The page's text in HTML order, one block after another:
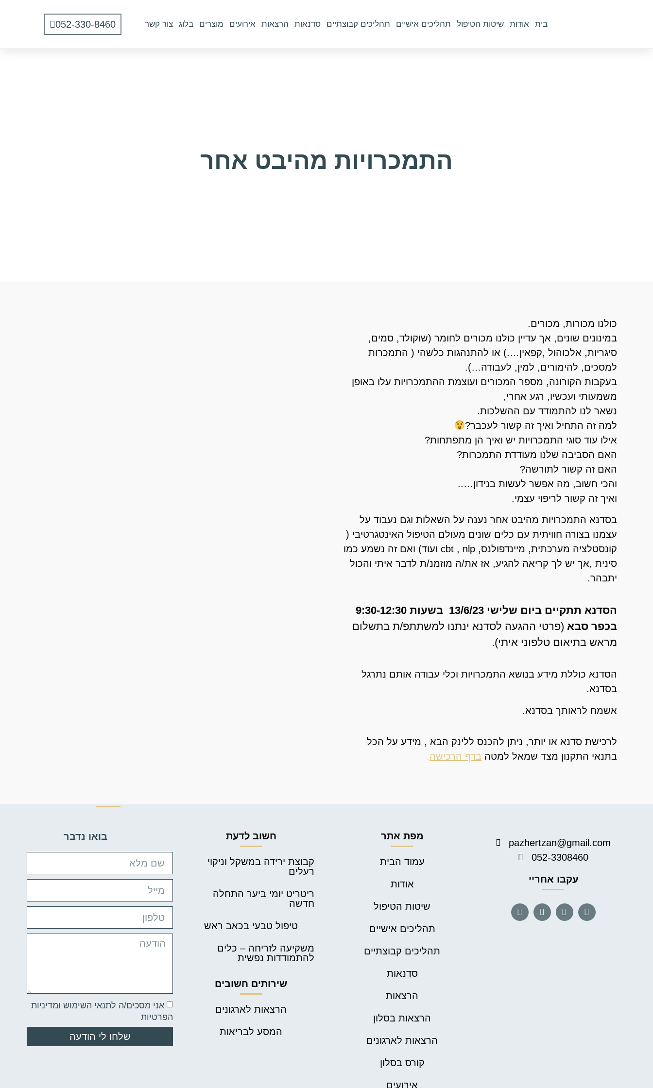
052-330-8460 בית אודות שיטות הטיפול תהליכים אישיים תהליכים קבוצתיים סדנאות הרצאות אירועים מוצרים בלוג צור קשר
התמכרויות מהיבט אחר
כולנו מכורות, מכורים.
במינונים שונים, אך עדיין כולנו מכורים לחומר (שוקולד, סמים,
סיגריות, אלכוהול ,קפאין….) או להתנהגות כלשהי ( התמכרות
למסכים, להימורים, למין, לעבודה…).
בעקבות הקורונה, מספר המכורים ועוצמת ההתמכרויות עלו באופן
משמעותי ועכשיו, רגע אחרי,
נשאר לנו להתמודד עם ההשלכות.
למה זה התחיל ואיך זה קשור לעכבר?
אילו עוד סוגי התמכרויות יש ואיך הן מתפתחות?
האם הסביבה שלנו מעודדת התמכרות?
האם זה קשור לתורשה?
והכי חשוב, מה אפשר לעשות בנידון…..
ואיך זה קשור לריפוי עצמי.
בסדנא התמכרויות מהיבט אחר נענה על השאלות וגם נעבוד על
עצמנו בצורה חוויתית עם כלים שונים מעולם הטיפול האינטגרטיבי (
קונסטלציה מערכתית, מיינדפולנס, cbt , nlp ועוד) ואם זה נשמע כמו
סינית ,אך יש לך קריאה להגיע, אז את/ה מוזמנ/ת לדבר איתי והכול
יתבהר.
הסדנא תתקיים ביום שלישי 13/6/23 בשעות 9:30-12:30
בכפר סבא (פרטי ההגעה לסדנא ינתנו למשתתפ/ת בתשלום
מראש בתיאום טלפוני איתי).
הסדנא כוללת מידע בנושא התמכרויות וכלי עבודה אותם נתרגל
בסדנא.
אשמח לראותך בסדנא.
לרכישת סדנא או יותר, ניתן להכנס ללינק הבא , מידע על הכל
בתנאי התקנון מצד שמאל למטה בדף הרכישה.
בואו נדבר
אני מסכים/ה לתנאי השימוש ומדיניות
הפרטיות
שלחו לי הודעה
חשוב לדעת
קבוצת ירידה במשקל וניקוי
רעלים
ריטריט יומי ביער התחלה
חדשה
טיפול טבעי בכאב ראש
משקיעה לזריחה – כלים
להתמודדות נפשית
שירותים חשובים
הרצאות לארגונים
המסע לבריאות
מפת אתר
עמוד הבית
אודות
שיטות הטיפול
תהליכים אישיים
תהליכים קבוצתיים
סדנאות
הרצאות
הרצאות בסלון
הרצאות לארגונים
קורס בסלון
אירועים
pazhertzan@gmail.com
052-3308460
עקבו אחריי